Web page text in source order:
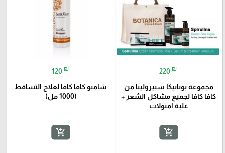
220 ₪
مجموعة بوتانيكا سبيرولينا من
كافا كافا لجميع مشاكل الشعر +
علبة امبولات
add_shopping_cart
120 ₪
شامبو كافا كافا لعلاج التساقط
(1000 مل)
add_shopping_cart